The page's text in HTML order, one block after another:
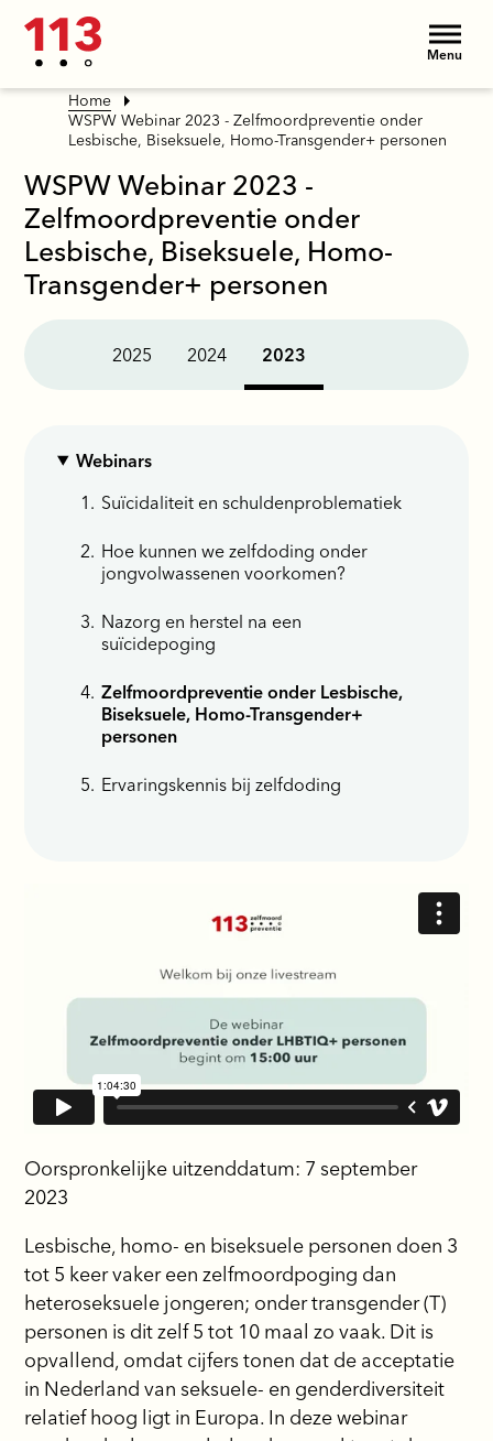
Menu
Home
WSPW Webinar 2023 - Zelfmoordpreventie onder
Lesbische, Biseksuele, Homo-Transgender+ personen
WSPW Webinar 2023 -
Zelfmoordpreventie onder
Lesbische, Biseksuele, Homo-
Transgender+ personen
2025 2024 2023
Webinars
Suïcidaliteit en schuldenproblematiek
Hoe kunnen we zelfdoding onder
jongvolwassenen voorkomen?
Nazorg en herstel na een
suïcidepoging
Zelfmoordpreventie onder Lesbische,
Biseksuele, Homo-Transgender+
personen
Ervaringskennis bij zelfdoding
Oorspronkelijke uitzenddatum: 7 september
2023
Lesbische, homo- en biseksuele personen doen 3
tot 5 keer vaker een zelfmoordpoging dan
heteroseksuele jongeren; onder transgender (T)
personen is dit zelf 5 tot 10 maal zo vaak. Dit is
opvallend, omdat cijfers tonen dat de acceptatie
in Nederland van seksuele- en genderdiversiteit
relatief hoog ligt in Europa. In deze webinar